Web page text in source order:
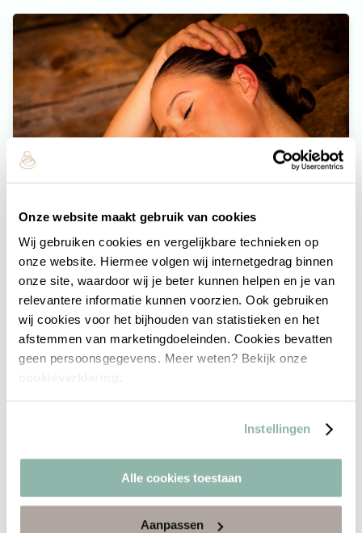
Onze website maakt gebruik van cookies
Wij gebruiken cookies en vergelijkbare technieken op
onze website. Hiermee volgen wij internetgedrag binnen
onze site, waardoor wij je beter kunnen helpen en je van
relevantere informatie kunnen voorzien. Ook gebruiken
wij cookies voor het bijhouden van statistieken en het
afstemmen van marketingdoeleinden. Cookies bevatten
geen persoonsgegevens. Meer weten? Bekijk onze
.
Instellingen
Alle cookies toestaan
Aanpassen
Arrangementen
Meer informatie